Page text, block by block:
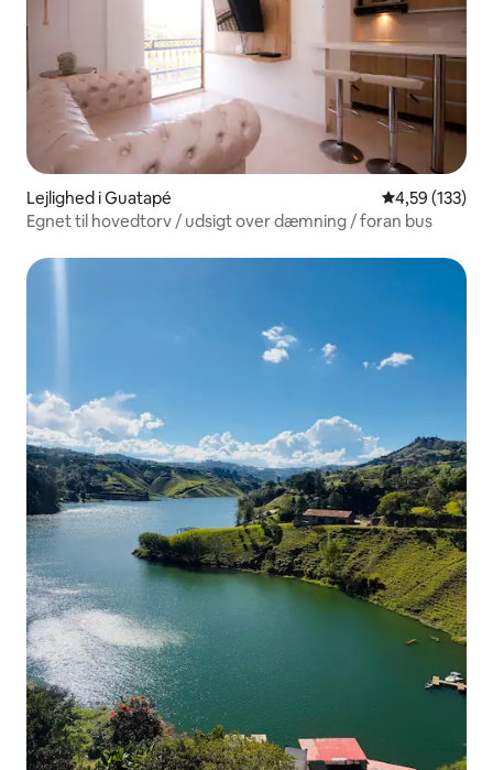
Lejlighed i Guatapé 4,59 ud af 5 i
4,59 (133)
Egnet til hovedtorv / udsigt over dæmning / foran bus